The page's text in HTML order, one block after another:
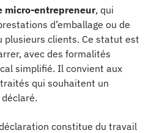
micro-entrepreneur, qui
d’emballage ou de
plusieurs clients. Ce statut est
avec des formalités
simplifié. Il convient aux
qui souhaitent un
constitue du travail